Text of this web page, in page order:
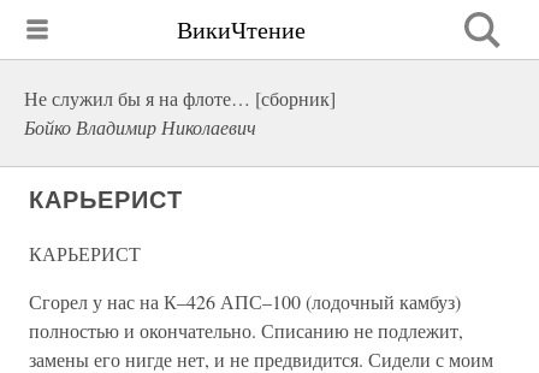
ВикиЧтение
Не служил бы я на флоте… [сборник]
Бойко Владимир Николаевич
КАРЬЕРИСТ
КАРЬЕРИСТ
Сгорел у нас на К–426 АПС–100 (лодочный камбуз)
полностью и окончательно. Списанию не подлежит,
замены его нигде нет, и не предвидится. Сидели с моим